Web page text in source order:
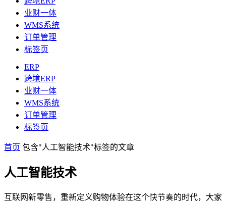
业财一体
WMS系统
订单管理
标签页
ERP
跨境ERP
业财一体
WMS系统
订单管理
标签页
首页 包含"人工智能技术"标签的文章
人工智能技术
互联网新零售，重新定义购物体验在这个快节奏的时代，大家